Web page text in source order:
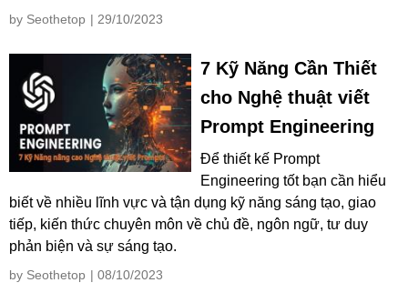
by Seothetop | 29/10/2023
7 Kỹ Năng Cần Thiết
cho Nghệ thuật viết
Prompt Engineering
Để thiết kế Prompt
Engineering tốt bạn cần hiểu
biết về nhiều lĩnh vực và tận dụng kỹ năng sáng tạo, giao
tiếp, kiến thức chuyên môn về chủ đề, ngôn ngữ, tư duy
phản biện và sự sáng tạo.
by Seothetop | 08/10/2023